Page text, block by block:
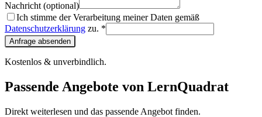
Nachricht (optional)
Ich stimme der Verarbeitung meiner Daten gemäß
Datenschutzerklärung zu. *
Anfrage absenden
Kostenlos & unverbindlich.
Passende Angebote von LernQuadrat
Direkt weiterlesen und das passende Angebot finden.